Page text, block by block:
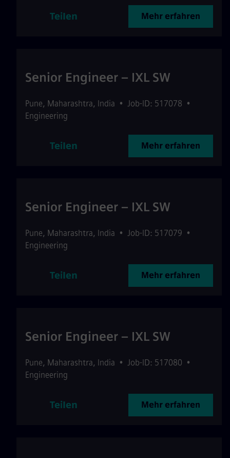
Teilen Mehr erfahren
Senior Engineer – IXL SW
Pune, Maharashtra, India • Job-ID: 517078 •
Engineering
Teilen Mehr erfahren
Senior Engineer – IXL SW
Pune, Maharashtra, India • Job-ID: 517079 •
Engineering
Teilen Mehr erfahren
Senior Engineer – IXL SW
Pune, Maharashtra, India • Job-ID: 517080 •
Engineering
Teilen Mehr erfahren